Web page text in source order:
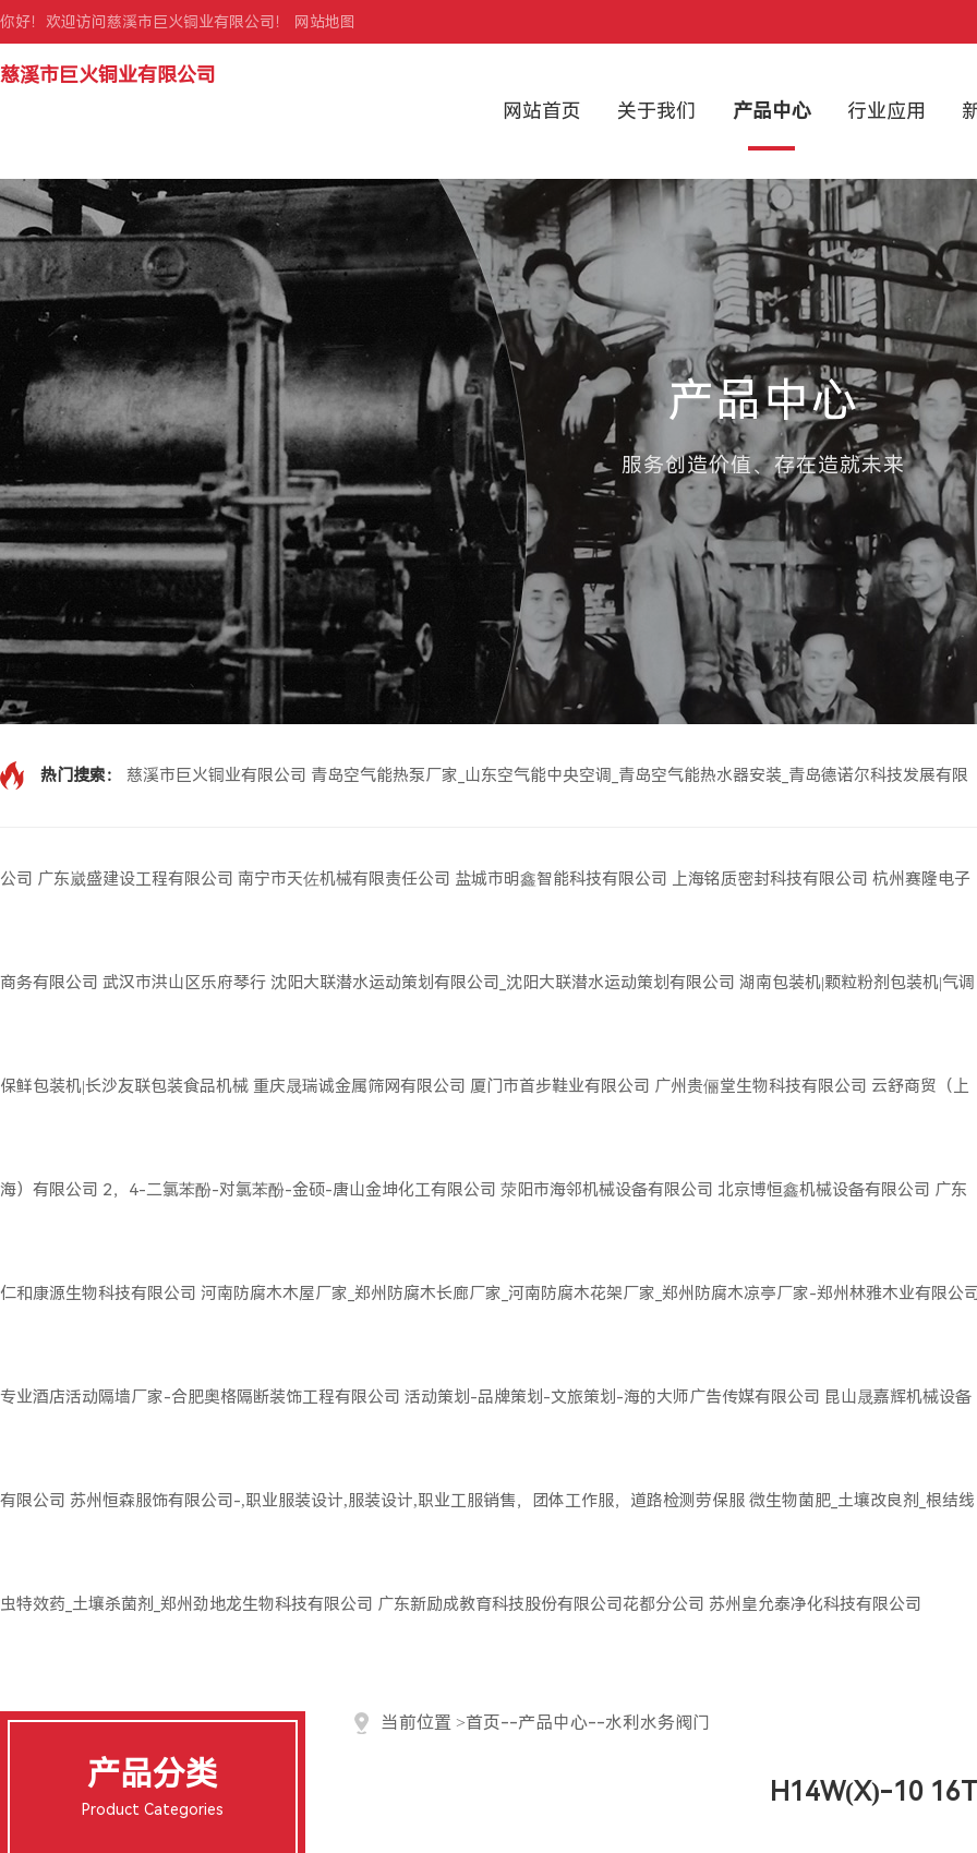
你好！欢迎访问慈溪市巨火铜业有限公司！ 网站地图
慈溪市巨火铜业有限公司
网站首页
关于我们 产品中心 行业应用
产品中心
服务创造价值、存在造就未来
热门搜索： 慈溪市巨火铜业有限公司 青岛空气能热泵厂家_山东空气能中央空调_青岛空气能热水器安装_青岛德诺尔科技发展有限
公司 广东崴盛建设工程有限公司 南宁市天佐机械有限责任公司 盐城市明鑫智能科技有限公司 上海铭质密封科技有限公司 杭州赛隆电子
商务有限公司 武汉市洪山区乐府琴行 沈阳大联潜水运动策划有限公司_沈阳大联潜水运动策划有限公司 湖南包装机|颗粒粉剂包装机|气调
保鲜包装机|长沙友联包装食品机械 重庆晟瑞诚金属筛网有限公司 厦门市首步鞋业有限公司 广州贵俪堂生物科技有限公司 云舒商贸（上
海）有限公司 2，4-二氯苯酚-对氯苯酚-金硕-唐山金坤化工有限公司 荥阳市海邻机械设备有限公司 北京博恒鑫机械设备有限公司 广东
仁和康源生物科技有限公司 河南防腐木木屋厂家_郑州防腐木长廊厂家_河南防腐木花架厂家_郑州防腐木凉亭厂家-郑州林雅木业有限公司
专业酒店活动隔墙厂家-合肥奥格隔断装饰工程有限公司 活动策划-品牌策划-文旅策划-海的大师广告传媒有限公司 昆山晟嘉辉机械设备
有限公司 苏州恒森服饰有限公司-,职业服装设计,服装设计,职业工服销售，团体工作服，道路检测劳保服 微生物菌肥_土壤改良剂_根结线
虫特效药_土壤杀菌剂_郑州劲地龙生物科技有限公司 广东新励成教育科技股份有限公司花都分公司 苏州皇允泰净化科技有限公司
产品分类
Product Categories
当前位置 >首页--产品中心--水利水务阀门
H14W(X)-10